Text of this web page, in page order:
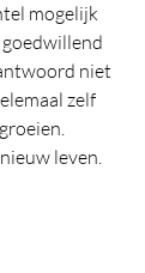
mogelijk
niet
zelf
leven.